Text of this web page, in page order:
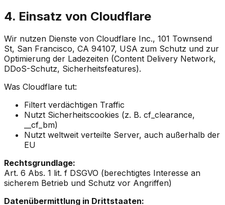
4. Einsatz von Cloudflare
Wir nutzen Dienste von Cloudflare Inc., 101 Townsend
St, San Francisco, CA 94107, USA zum Schutz und zur
Optimierung der Ladezeiten (Content Delivery Network,
DDoS-Schutz, Sicherheitsfeatures).
Was Cloudflare tut:
Filtert verdächtigen Traffic
Nutzt Sicherheitscookies (z. B. cf_clearance,
__cf_bm)
Nutzt weltweit verteilte Server, auch außerhalb der
EU
Rechtsgrundlage:
Art. 6 Abs. 1 lit. f DSGVO (berechtigtes Interesse an
sicherem Betrieb und Schutz vor Angriffen)
Datenübermittlung in Drittstaaten: